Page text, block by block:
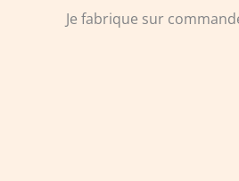
Je fabrique sur